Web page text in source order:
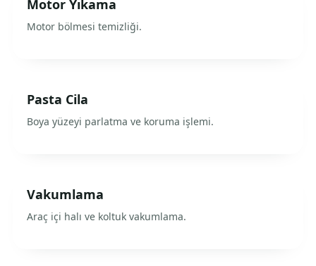
Motor Yıkama
Motor bölmesi temizliği.
Pasta Cila
Boya yüzeyi parlatma ve koruma işlemi.
Vakumlama
Araç içi halı ve koltuk vakumlama.